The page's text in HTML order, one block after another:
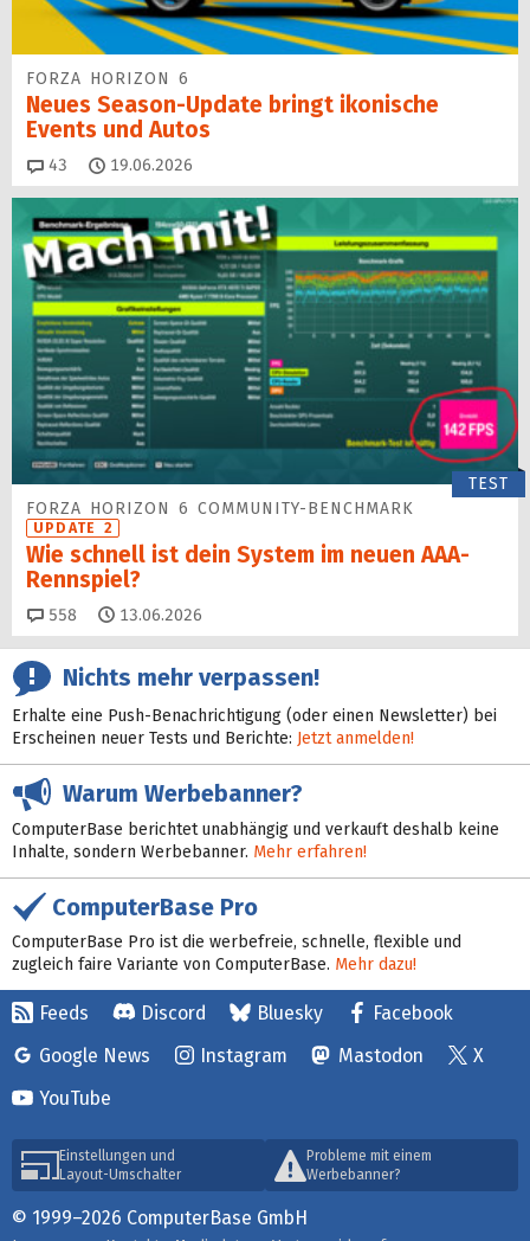
FORZA HORIZON 6
Neues Season-Update bringt ikonische
Events und Autos
43 Kommentare
19.06.2026
TEST
FORZA HORIZON 6 COMMUNITY-BENCHMARK
UPDATE 2
Wie schnell ist dein System im neuen AAA-
Rennspiel?
558 Kommentare
13.06.2026
Nichts mehr verpassen!
Erhalte eine Push-Benachrichtigung (oder einen Newsletter) bei
Erscheinen neuer Tests und Berichte: Jetzt anmelden!
Warum Werbebanner?
ComputerBase berichtet unabhängig und verkauft deshalb keine
Inhalte, sondern Werbebanner. Mehr erfahren!
ComputerBase Pro
ComputerBase Pro ist die werbefreie, schnelle, flexible und
zugleich faire Variante von ComputerBase. Mehr dazu!
Feeds Discord Bluesky
Facebook
Google News
Instagram Mastodon
X
YouTube
Einstellungen und
Layout-Umschalter
Probleme mit einem
Werbebanner?
© 1999–2026 ComputerBase GmbH